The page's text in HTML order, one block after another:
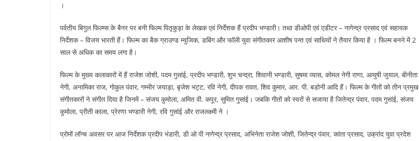
।
पर्वतीय बिगुल फिल्म्स के बैनर पर बनी फिल्म पितृकुड़ा के लेखक एवं निर्देशक हैं प्रदीप भण्डारी। तथा डीओपी एवं एडीटर – नागेन्द्र प्रसाद एवं सहायक
निर्देशक – विजय भारती हैं। फिल्म का बैक ग्राउण्ड म्युजिक, डबिंग और फाॅली युवा संगीतकार आशीष पन्त एवं साथियों ने तैयार किया है । फिल्म बनने में 2
साल से अधिक का समय लगा है।
फिल्म के मुख्य कलाकारों में हैं राजेश जोशी, पदम गुसांई, प्रदीप भण्डारी, शुभ चन्द्रा, शिवानी भण्डारी, सुषमा व्यास, कोमल नेगी राणा, आयुषी जुयाल, बीनीता
नेगी, अनामिका राज, गोकुल पंवार, गम्भीर जयाड़ा, बृजेश भट्ट, रवि नेगी, दीपक रावत, शिव कुमार, आर. पी. बडोनी आदि हैं। फिल्म के गीतों को तीन प्रमुख
संगीतकारों ने संगीत दिया है जिनमें – संजय कुमोला, अमित वी. कपूर, सुमित गुसांई। जबकि गीतों को स्वरों से सजाया है जितेन्द्र पंवार, पदम गुसांई, संजय
कुमोला, प्रीती काला, प्रेरणा भण्डारी नेगी, रवि गुसांई और राजलक्ष्मी ने ।
प्रोमों लॉन्च अवसर पर आज निर्देशक प्रदीप भंडारी, डी ओ पी नागेन्द्र प्रसाद, अभिनेता राजेश जोशी, जितेन्द्र पंवार, कांता प्रसाद, उक्रांद युवा प्रदेश